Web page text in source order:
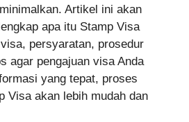
Artikel ini akan
apa itu Stamp Visa
persyaratan, prosedur
agar pengajuan visa Anda
yang tepat, proses
Visa akan lebih mudah dan